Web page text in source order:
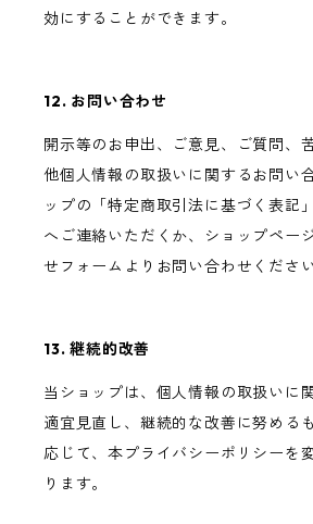
効にすることができます。
12. お問い合わせ
開示等のお申出、ご意見、ご質問、
他個人情報の取扱いに関するお問い
ップの「特定商取引法に基づく表記
へご連絡いただくか、ショップペー
せフォームよりお問い合わせください
13. 継続的改善
当ショップは、個人情報の取扱いに
適宜見直し、継続的な改善に努める
応じて、本プライバシーポリシーを
ります。